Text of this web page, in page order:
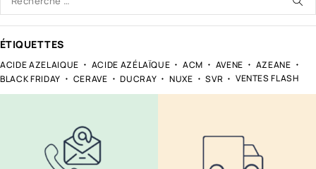
ÉTIQUETTES
ACIDE AZELAIQUE ACIDE AZÉLAÏQUE ACM AVENE
AZEANE
BLACK FRIDAY
CERAVE DUCRAY NUXE SVR VENTES FLASH